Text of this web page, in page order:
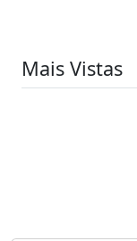
Mais Vistas